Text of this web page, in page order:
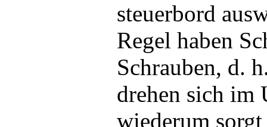
steuerbord
Regel haben
Schrauben, d.
drehen sich im
wiederum sorgt